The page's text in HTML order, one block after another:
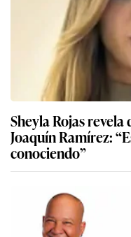
Sheyla Rojas
Joaquín Ramírez:
conociendo”